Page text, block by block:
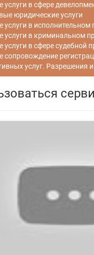
услуги в сфере
юридические услуги
услуги в исполнительном
услуги в криминальном
услуги в сфере судебной
сопровождение
услуг. Разрешения